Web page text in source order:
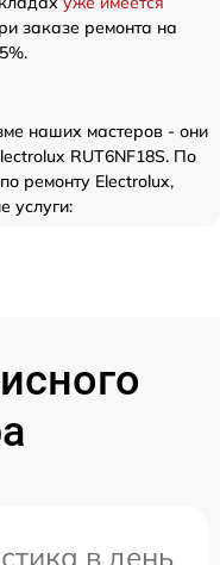
заказе ремонта на
наших мастеров - они
RUT6NF18S. По
ремонту Electrolux,
услуги:
в день